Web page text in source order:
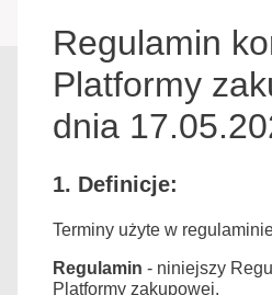
Regulamin
Platformy
dnia
1. Definicje:
Terminy użyte w
Regulamin - niniejszy
Platformy zakupowej.